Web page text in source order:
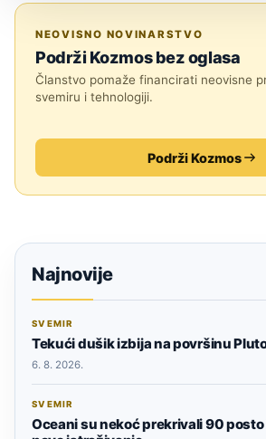
NEOVISNO NOVINARSTVO
Podrži Kozmos bez oglasa
Članstvo pomaže financirati neovisne
svemiru i tehnologiji.
Podrži Kozmos
Najnovije
SVEMIR
Tekući dušik izbija na površinu
6. 8. 2026.
SVEMIR
Oceani su nekoć prekrivali 90